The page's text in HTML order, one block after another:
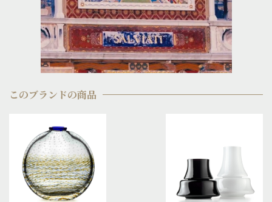
このブランドの商品